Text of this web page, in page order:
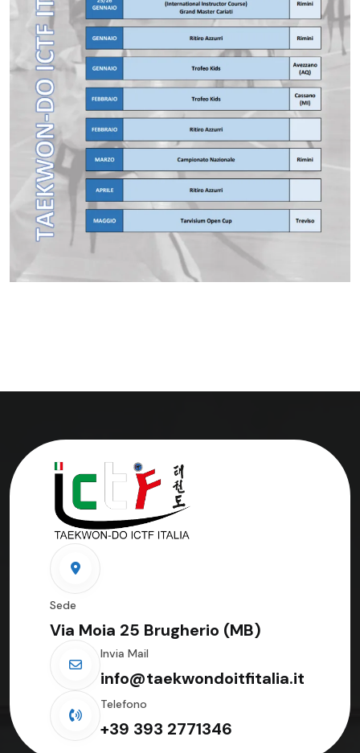
Sede
Via Moia 25 Brugherio (MB)
Invia Mail
info@taekwondoitfitalia.it
Telefono
+39 393 2771346